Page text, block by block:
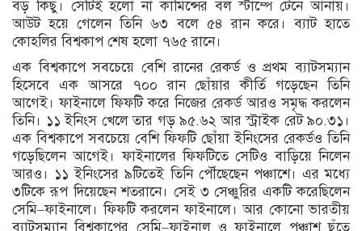
বড় কিছু। সেটিই হলো না কামিন্সের বল স্টাম্পে টেনে আনায়।
আউট হয়ে গেলেন তিনি ৬৩ বলে ৫৪ রান করে। ব্যাট হাতে
কোহলির বিশ্বকাপ শেষ হলো ৭৬৫ রানে।
এক বিশ্বকাপে সবচেয়ে বেশি রানের রেকর্ড ও প্রথম ব্যাটসম্যান
হিসেবে এক আসরে ৭০০ রান ছোঁয়ার কীর্তি গড়েছেন তিনি
আগেই। ফাইনালে ফিফটি করে নিজের রেকর্ড আরও সমৃদ্ধ করলেন
তিনি। ১১ ইনিংস খেলে তার গড় ৯৫.৬২ আর স্ট্রাইক রেট ৯০.৩১।
এক বিশ্বকাপে সবচেয়ে বেশি ফিফটি ছোঁয়া ইনিংসের রেকর্ডও তিনি
গড়েছিলেন আগেই। ফাইনালের ফিফটিতে সেটিও বাড়িয়ে নিলেন
আরও। ১১ ইনিংসের ৯টিতেই তিনি পৌঁছেছেন পঞ্চাশে। এর মধ্যে
৩টিকে রূপ দিয়েছেন শতরানে। সেই ৩ সেঞ্চুরির একটি করেছিলেন
সেমি–ফাইনালে। ফিফটি করলেন ফাইনালে। আর কোনো ভারতীয়
ব্যাটসম্যান বিশ্বকাপের সেমি–ফাইনাল ও ফাইনালে পঞ্চাশ ছুঁতে